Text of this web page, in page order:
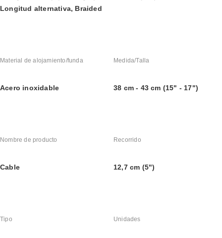
Longitud alternativa, Braided
Material de alojamiento/funda
Acero inoxidable
Medida/Talla
38 cm - 43 cm (15" - 17")
Nombre de producto
Cable
Recorrido
12,7 cm (5")
Tipo Unidades